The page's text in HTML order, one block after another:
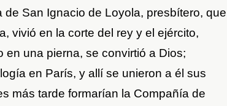
de San Ignacio de Loyola, presbítero, que
vivió en la corte del rey y el ejército,
en una pierna, se convirtió a Dios;
en París, y allí se unieron a él sus
más tarde formarían la Compañía de